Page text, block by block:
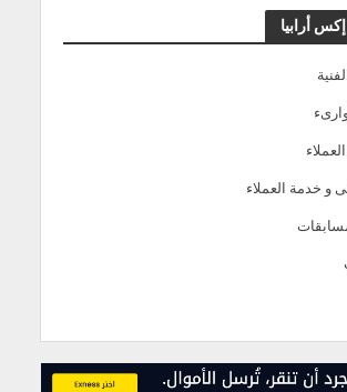
أرابيا
و خدمة العملاء